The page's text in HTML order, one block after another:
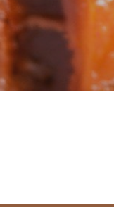
Apartmán
má